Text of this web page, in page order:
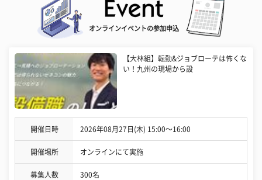
オンラインイベントの参加申込
【大林組】転勤&ジョブローテは怖くな
い！九州の現場から設
開催日時 2026年08月27日(木) 15:00〜16:00
開催場所 オンラインにて実施
募集人数 300名